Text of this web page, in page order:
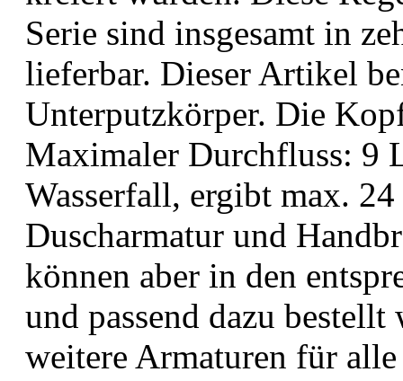
Serie sind insgesamt in
lieferbar. Dieser Artikel
Unterputzkörper. Die
Maximaler Durchfluss: 9
Wasserfall, ergibt max.
Duscharmatur und
können aber in den
und passend dazu
weitere Armaturen für